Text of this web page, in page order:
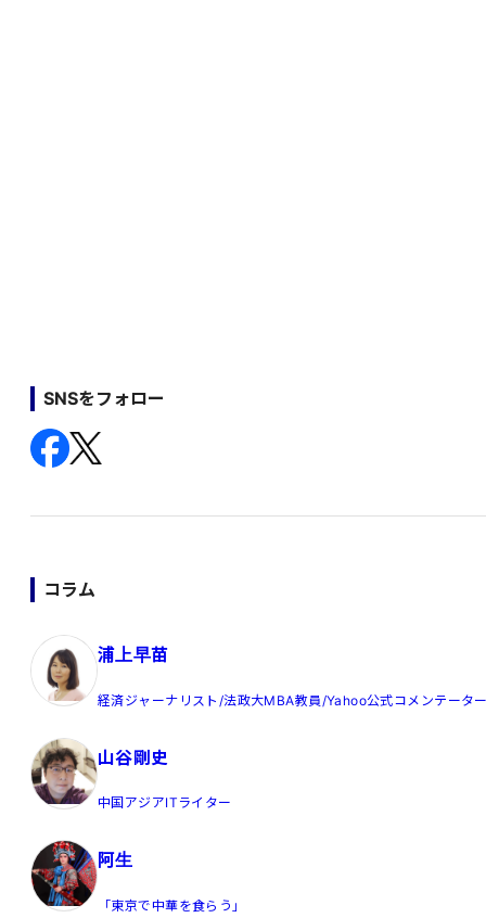
SNSをフォロー
コラム
浦上早苗
経済ジャーナリスト/法政大MBA教員/Yahoo公式コメンテータ
山谷剛史
中国アジアITライター
阿生
「東京で中華を食らう」